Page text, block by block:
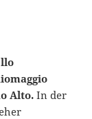
Alto.In der